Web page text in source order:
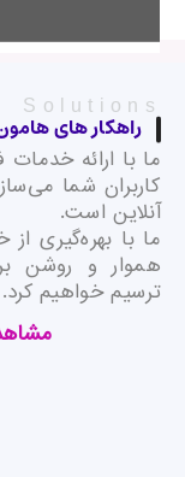
Solutions
راهکار های
ما با ارائه
کاربران شما
آنلاین است.
ما با بهره‌گیری
هموار و روشن
ترسیم خواهیم کرد.